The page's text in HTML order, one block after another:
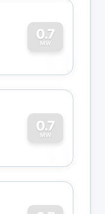
0.7
MW
0
0.7
MW
0